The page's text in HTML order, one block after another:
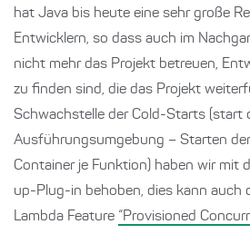
hat Java bis heute eine sehr große
Entwicklern, so dass auch im
nicht mehr das Projekt betreuen,
zu finden sind, die das Projekt
Schwachstelle der Cold-Starts (start
Ausführungsumgebung – Starten
Container je Funktion) haben wir mit
up-Plug-in behoben, dies kann auch
Lambda Feature “Provisioned